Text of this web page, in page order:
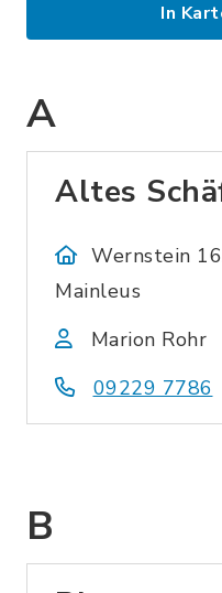
In
A
Altes
Wernstein
Mainleus
Marion Rohr
09229 7786
B